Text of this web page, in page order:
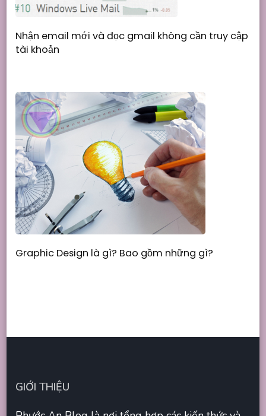
Nhận email mới và đọc gmail không cần truy cập
tài khoản
Graphic Design là gì? Bao gồm những gì?
GIỚI THIỆU